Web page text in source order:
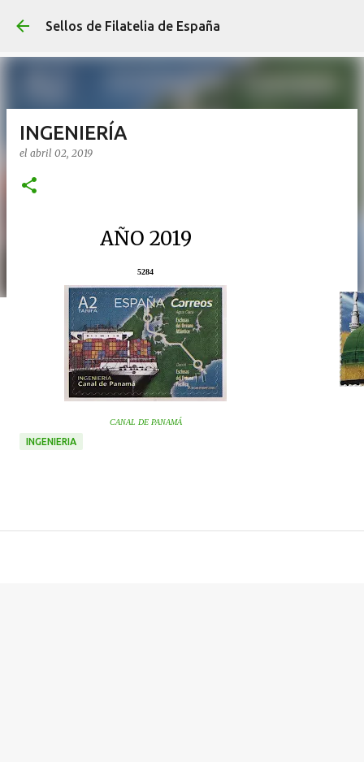
Sellos de Filatelia de España
INGENIERÍA
el abril 02, 2019
AÑO 2019
5284
CANAL DE PANAMÁ
INGENIERIA